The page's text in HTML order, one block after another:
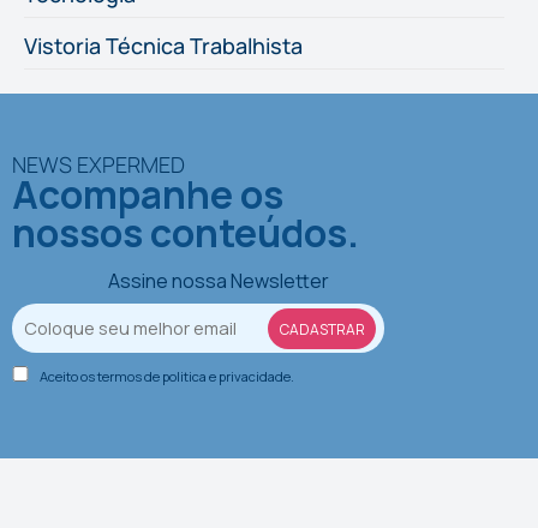
Vistoria Técnica Trabalhista
NEWS EXPERMED
Acompanhe os
nossos conteúdos.
Assine nossa Newsletter
Aceito os termos de politica e privacidade